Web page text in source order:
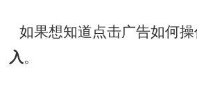
如果想知道点击广告如何
入 。